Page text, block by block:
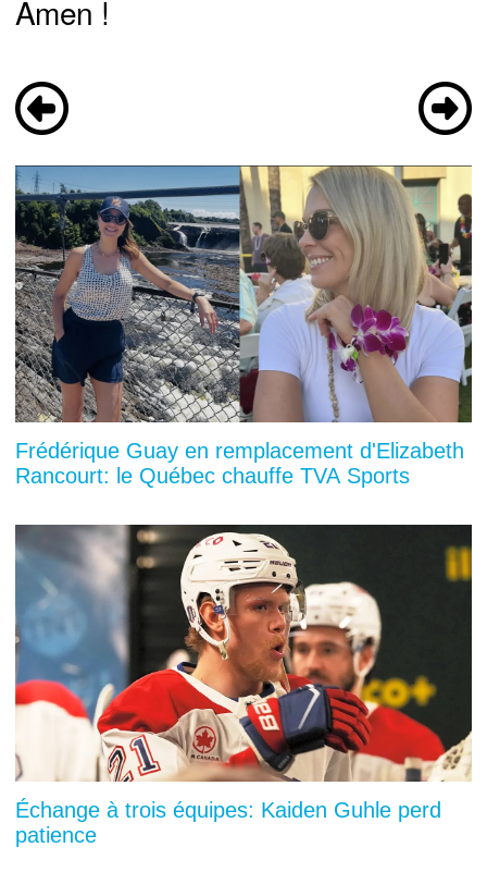
Amen !
Frédérique Guay en remplacement d'Elizabeth
Rancourt: le Québec chauffe TVA Sports
Échange à trois équipes: Kaiden Guhle perd
patience